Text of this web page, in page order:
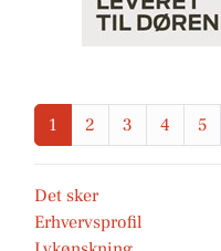
1 2 3 4 5
Det sker
Erhvervsprofil